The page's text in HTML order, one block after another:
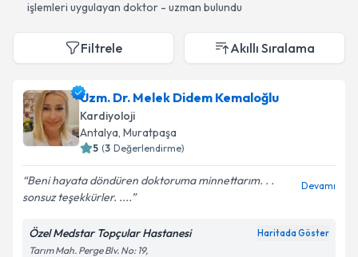
işlemleri uygulayan doktor - uzman bulundu
Filtrele Akıllı Sıralama
Uzm. Dr. Melek Didem Kemaloğlu
Kardiyoloji
Antalya, Muratpaşa
5 (3 Değerlendirme)
Beni hayata döndüren doktoruma minnettarım. . .
sonsuz teşekkürler. ....
Devamı
Özel Medstar Topçular Hastanesi Haritada Göster
Tarım Mah. Perge Blv. No: 19,